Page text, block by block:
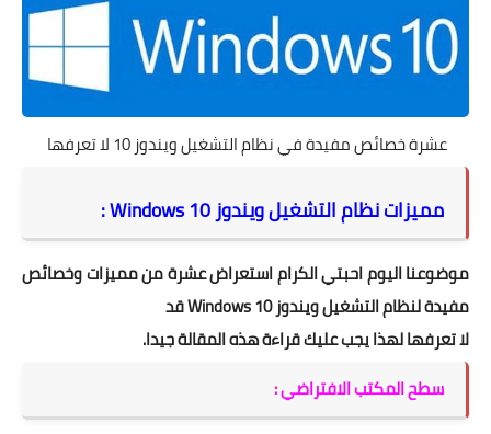
عشرة خصائص مفيدة في نظام التشغيل ويندوز 10 لا تعرفها
مميزات نظام التشغيل ويندوز Windows 10 :
موضوعنا اليوم احبتي الكرام استعراض عشرة من مميزات وخصائص
مفيدة لنظام التشغيل ويندوز Windows 10 قد
لا تعرفها لهذا يجب عليك قراءة هذه المقالة جيدا.
سطح المكتب الافتراضي :